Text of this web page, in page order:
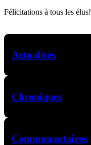
Félicitations à tous les élus!
Actualités
Chroniques
Communautaires